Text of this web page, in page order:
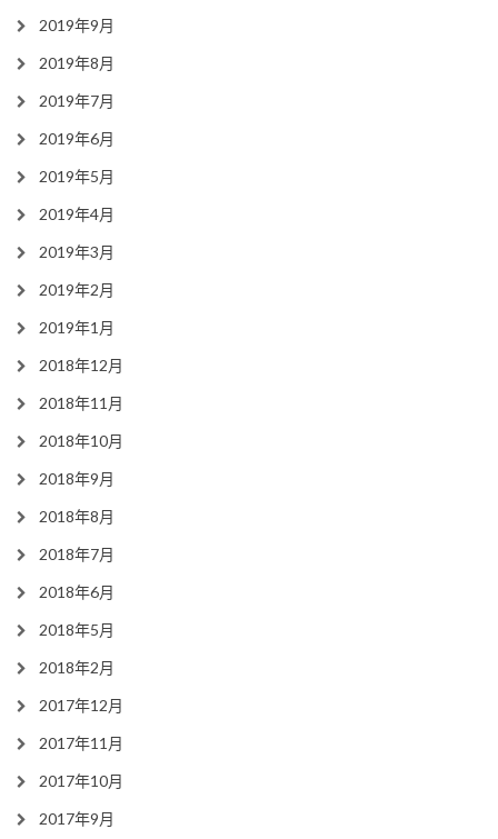
2019年9月
2019年8月
2019年7月
2019年6月
2019年5月
2019年4月
2019年3月
2019年2月
2019年1月
2018年12月
2018年11月
2018年10月
2018年9月
2018年8月
2018年7月
2018年6月
2018年5月
2018年2月
2017年12月
2017年11月
2017年10月
2017年9月